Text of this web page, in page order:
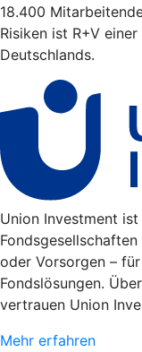
18.400
Risiken ist R+V
Deutschlands.
Union Investment
oder Vorsorgen –
Fondslösungen.
vertrauen Union
Mehr erfahren